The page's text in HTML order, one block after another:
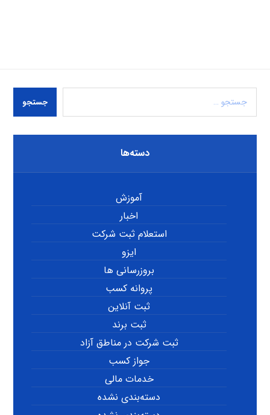
جستجو
دسته‌ها
آموزش
اخبار
استعلام ثبت شرکت
ایزو
بروزرسانی ها
پروانه کسب
ثبت آنلاین
ثبت برند
ثبت شرکت در مناطق آزاد
جواز کسب
خدمات مالی
دسته‌بندی نشده